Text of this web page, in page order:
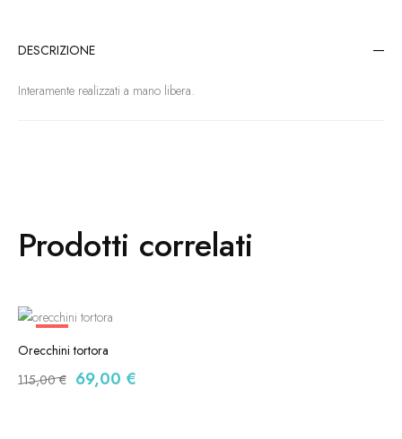
DESCRIZIONE
Interamente realizzati a mano libera.
Prodotti correlati
-40%
Orecchini tortora
115,00€ 69,00 €